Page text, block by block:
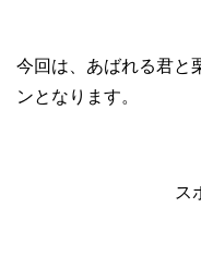
今回は、あばれる君と
ンとなります。
ス